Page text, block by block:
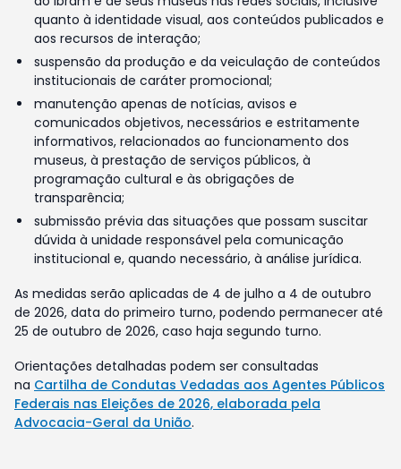
quanto à identidade visual, aos conteúdos publicados e
aos recursos de interação;
suspensão da produção e da veiculação de conteúdos
institucionais de caráter promocional;
manutenção apenas de notícias, avisos e
comunicados objetivos, necessários e estritamente
informativos, relacionados ao funcionamento dos
museus, à prestação de serviços públicos, à
programação cultural e às obrigações de
transparência;
submissão prévia das situações que possam suscitar
dúvida à unidade responsável pela comunicação
institucional e, quando necessário, à análise jurídica.
As medidas serão aplicadas de 4 de julho a 4 de outubro
de 2026, data do primeiro turno, podendo permanecer até
25 de outubro de 2026, caso haja segundo turno.
Orientações detalhadas podem ser consultadas
na Cartilha de Condutas Vedadas aos Agentes Públicos
Federais nas Eleições de 2026, elaborada pela
Advocacia-Geral da União.